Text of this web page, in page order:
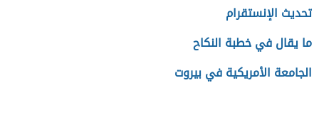
تحديث الإنستقرام
ما يقال في خطبة النكاح
الجامعة الأمريكية في بيروت